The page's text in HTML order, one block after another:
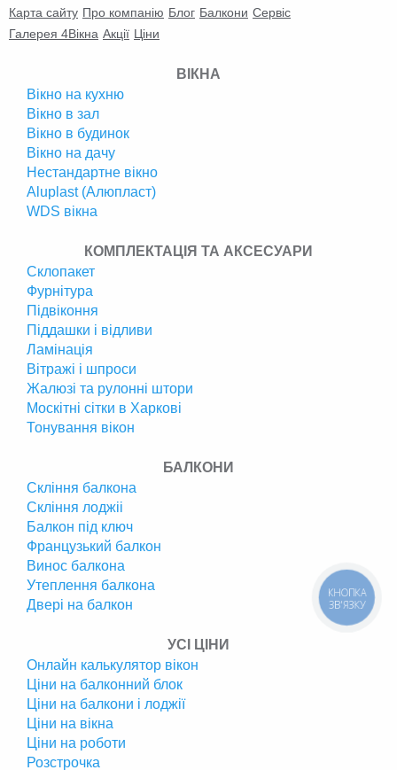
Карта сайту Про компанію Блог Балкони Сервіс
Галерея 4Вікна Акції Ціни
ВІКНА
Вікно на кухню
Вікно в зал
Вікно в будинок
Вікно на дачу
Нестандартне вікно
Аluplast (Алюпласт)
WDS вікна
КОМПЛЕКТАЦІЯ ТА АКСЕСУАРИ
Склопакет
Фурнітура
Підвіконня
Піддашки і відливи
Ламінація
Вітражі і шпроси
Жалюзі та рулонні штори
Москітні сітки в Харкові
Тонування вікон
БАЛКОНИ
Скління балкона
Скління лоджіі
Балкон під ключ
Французький балкон
Винос балкона
Утеплення балкона
Двері на балкон
УСІ ЦІНИ
Онлайн калькулятор вікон
Ціни на балконний блок
Ціни на балкони і лоджії
Ціни на вікна
Ціни на роботи
Розстрочка
КНОПКА
ЗВ'ЯЗКУ